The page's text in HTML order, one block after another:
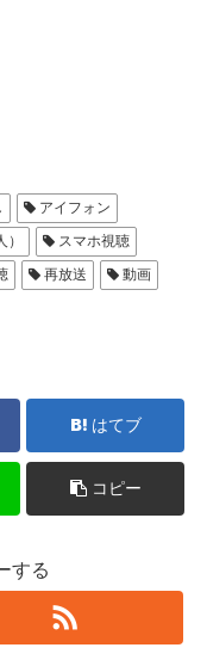
アイフォン
スマホ視聴
再放送
動画
はてブ
コピー
する